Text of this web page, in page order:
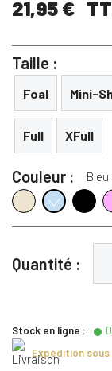
21,95 €
Taille :
Foal Mini-
Full XFull
Couleur : Bleu
Beige Bleu ClairNoir
Quantité :
Stock en ligne :
Expédition sous